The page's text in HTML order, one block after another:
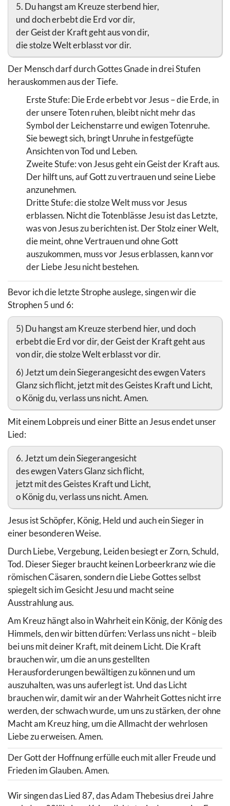
5. Du hangst am Kreuze sterbend hier,
und doch erbebt die Erd vor dir,
der Geist der Kraft geht aus von dir,
die stolze Welt erblasst vor dir.
Der Mensch darf durch Gottes Gnade in drei Stufen
herauskommen aus der Tiefe.
Erste Stufe: Die Erde erbebt vor Jesus – die Erde, in
der unsere Toten ruhen, bleibt nicht mehr das
Symbol der Leichenstarre und ewigen Totenruhe.
Sie bewegt sich, bringt Unruhe in festgefügte
Ansichten von Tod und Leben.
Zweite Stufe: von Jesus geht ein Geist der Kraft aus.
Der hilft uns, auf Gott zu vertrauen und seine Liebe
anzunehmen.
Dritte Stufe: die stolze Welt muss vor Jesus
erblassen. Nicht die Totenblässe Jesu ist das Letzte,
was von Jesus zu berichten ist. Der Stolz einer Welt,
die meint, ohne Vertrauen und ohne Gott
auszukommen, muss vor Jesus erblassen, kann vor
der Liebe Jesu nicht bestehen.
Bevor ich die letzte Strophe auslege, singen wir die
Strophen 5 und 6:
5) Du hangst am Kreuze sterbend hier, und doch
erbebt die Erd vor dir, der Geist der Kraft geht aus
von dir, die stolze Welt erblasst vor dir.
6) Jetzt um dein Siegerangesicht des ewgen Vaters
Glanz sich flicht, jetzt mit des Geistes Kraft und Licht,
o König du, verlass uns nicht. Amen.
Mit einem Lobpreis und einer Bitte an Jesus endet unser
Lied:
6. Jetzt um dein Siegerangesicht
des ewgen Vaters Glanz sich flicht,
jetzt mit des Geistes Kraft und Licht,
o König du, verlass uns nicht. Amen.
Jesus ist Schöpfer, König, Held und auch ein Sieger in
einer besonderen Weise.
Durch Liebe, Vergebung, Leiden besiegt er Zorn, Schuld,
Tod. Dieser Sieger braucht keinen Lorbeerkranz wie die
römischen Cäsaren, sondern die Liebe Gottes selbst
spiegelt sich im Gesicht Jesu und macht seine
Ausstrahlung aus.
Am Kreuz hängt also in Wahrheit ein König, der König des
Himmels, den wir bitten dürfen: Verlass uns nicht – bleib
bei uns mit deiner Kraft, mit deinem Licht. Die Kraft
brauchen wir, um die an uns gestellten
Herausforderungen bewältigen zu können und um
auszuhalten, was uns auferlegt ist. Und das Licht
brauchen wir, damit wir an der Wahrheit Gottes nicht irre
werden, der schwach wurde, um uns zu stärken, der ohne
Macht am Kreuz hing, um die Allmacht der wehrlosen
Liebe zu erweisen. Amen.
Der Gott der Hoffnung erfülle euch mit aller Freude und
Frieden im Glauben. Amen.
Wir singen das Lied 87, das Adam Thebesius drei Jahre